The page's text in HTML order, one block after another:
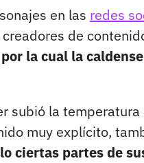
en las redes
de
la cual la
subió la
muy explícito,
ciertas partes de